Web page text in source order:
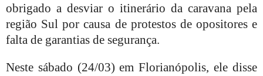
obrigado a desviar o itinerário da caravana pela
região Sul por causa de protestos de opositores e
falta de garantias de segurança.
Neste sábado (24/03) em Florianópolis, ele disse